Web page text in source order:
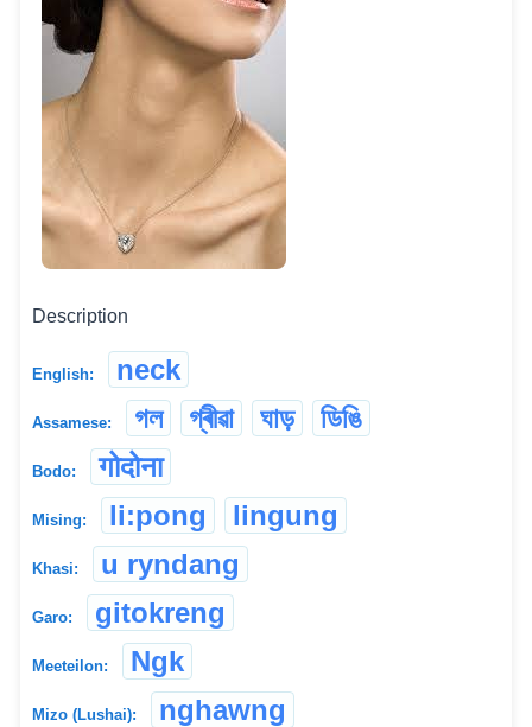
Description
English: neck
Assamese: গল গ্ৰীৱা ঘাড় ডিঙি
Bodo: गोदोना
Mising: li:pong lingung
Khasi: u ryndang
Garo: gitokreng
Meeteilon: Ngk
Mizo (Lushai): nghawng